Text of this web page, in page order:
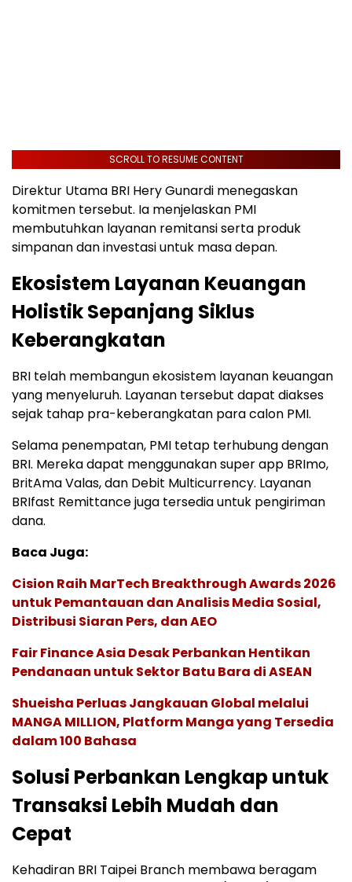
SCROLL TO RESUME CONTENT
Direktur Utama BRI Hery Gunardi menegaskan
komitmen tersebut. Ia menjelaskan PMI
membutuhkan layanan remitansi serta produk
simpanan dan investasi untuk masa depan.
Ekosistem Layanan Keuangan
Holistik Sepanjang Siklus
Keberangkatan
BRI telah membangun ekosistem layanan keuangan
yang menyeluruh. Layanan tersebut dapat diakses
sejak tahap pra-keberangkatan para calon PMI.
Selama penempatan, PMI tetap terhubung dengan
BRI. Mereka dapat menggunakan super app BRImo,
BritAma Valas, dan Debit Multicurrency. Layanan
BRIfast Remittance juga tersedia untuk pengiriman
dana.
Baca Juga:
Cision Raih MarTech Breakthrough Awards 2026
untuk Pemantauan dan Analisis Media Sosial,
Distribusi Siaran Pers, dan AEO
Fair Finance Asia Desak Perbankan Hentikan
Pendanaan untuk Sektor Batu Bara di ASEAN
Shueisha Perluas Jangkauan Global melalui
MANGA MILLION, Platform Manga yang Tersedia
dalam 100 Bahasa
Solusi Perbankan Lengkap untuk
Transaksi Lebih Mudah dan
Cepat
Kehadiran BRI Taipei Branch membawa beragam